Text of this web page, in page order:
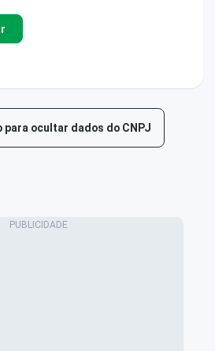
para ocultar dados do CNPJ